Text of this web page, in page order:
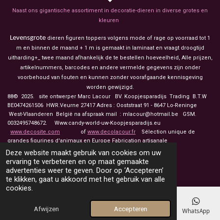
Deze website maakt gebruik van cookies om uw
ervaring te verbeteren en op maat gemaakte
advertenties weer te geven. Door op ‘Accepteren’
te klikken, gaat u akkoord met het gebruik van alle
cookies.
Afwijzen Accepteren
Naast ons gigantische assortiment in decoratie-dieren in diverse grotes en
kleuren
Levensgrote dieren figuren toppers volgens mode of rage op voorraad tot 1
m en binnen de maand + 1 m is gemaakt in laminaat en vraagt droogtijd
uitharding+_ twee maand afhankelijk de te bestellen hoeveelheid, Alle prijzen,
artikelnummers, barcodes en andere vermelde gegevens zijn onder
voorbehoud van fouten en kunnen zonder voorafgaande kennisgeving
worden gewijzigd.
88© 2025. site ontwerper Marc Lacour BV. Koopjesparadijs Trading B.T.W
BE0474261506 HWR.Veurne 27417 Adres : Ooststraat 91 - 8647 Lo-Reninge
West-Vlaanderen België na afspraak mail : mlacour@hotmail.be GSM.
0032495748672. Www.candy-world-uw-Koopjesparadijs.eu
www.decosite.com of www.decolacour.fr Sélection unique de
grandes figurines d'animaux en Europe Fabrication artisanale
touche drapeau pour á français
E-mailadres Telefoonnummer Kaart Facebook WhatsApp